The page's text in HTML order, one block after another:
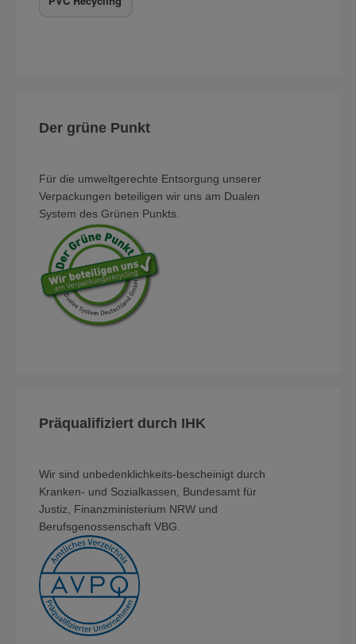
Der grüne Punkt
Für die umweltgerechte Entsorgung unserer
Verpackungen beteiligen wir uns am Dualen
System des Grünen Punkts.
Präqualifiziert durch IHK
Wir sind unbedenklichkeits-bescheinigt durch
Kranken- und Sozialkassen, Bundesamt für
Justiz, Finanzministerium NRW und
Berufsgenossenschaft VBG.